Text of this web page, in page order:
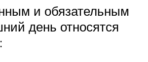
и обязательным
день относятся